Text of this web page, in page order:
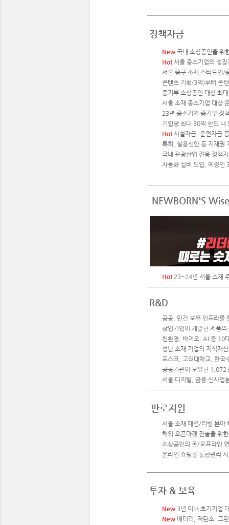
정책자금
New 국내 소상공인을 위
Hot 서울 중소기업의 성
서울 중구 소재 스타트업/
콘텐츠 기획(3억)부터 콘
중기부 소상공인 대상 최
서울 소재 중소기업 대상
23년 중소기업 중기부 정
기업당 최대 30억 한도
Hot 시설자금, 운전자금
특허, 실용신안 등 지재권
국내 관광산업 전용 정책
자동화 설비 도입, 예정인
NEWBORN'S
Hot 23~24년 서울 소재
R&D
공공, 민간 보유 인프라를
창업기업이 개발한 제품
친환경, 바이오, AI 등 10
성남 소재 기업의 지식재
포스코, 고려대학교, 한국
공공기관이 보유한 1,072
서울 디지털, 금융 신사업
판로지원
서울 소재 패션/리빙 분야
해외 오픈마켓 진출을 위
소상공인의 온/오프라인
온라인 쇼핑몰 통합관리
투자 & 보육
New 3년 이내 초기기업
New 배터리, 저탄소, 그